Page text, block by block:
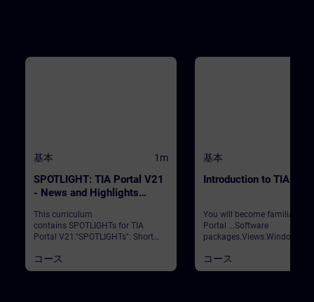
基本 1m
SPOTLIGHT: TIA Portal V21
- News and Highlights
This curriculum
contains SPOTLIGHTs for TIA
Portal V21."SPOTLIGHTs": Short
consisting of fewer activities and
usually highlight a single
コース
基本
Introduction to TIA
You will become familiar
Portal ...Software
packages.Views.Window
languages.Settings.Help and
search functions.
コース